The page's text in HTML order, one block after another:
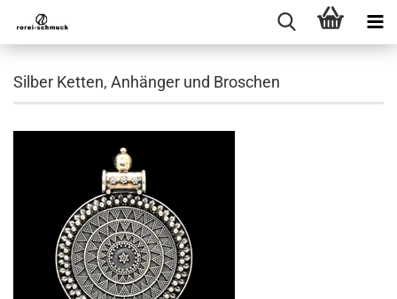
Silber Ketten, Anhänger und Broschen